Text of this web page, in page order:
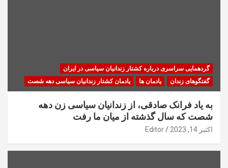
گردهمایی سراسری درباره کشتار زندانیان سیاسی در ایران
گفتگوهای زندان
یادمان ها یادمان کشتار زندانیان سیاسی دهه شصت
به یاد فرانک صادقی، از زندانیان سیاسی زن دهه
شصت که سال گذشته از میان ما رفت
اکتبر 14, 2023 Editor